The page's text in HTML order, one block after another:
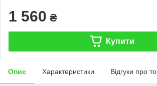
1 560 ₴
Купити
Опис Характеристики Відгуки про